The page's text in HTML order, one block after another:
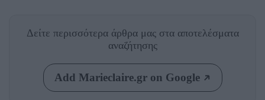
Δείτε περισσότερα άρθρα μας στα αποτελέσματα
αναζήτησης
Add Marieclaire.gr on Google